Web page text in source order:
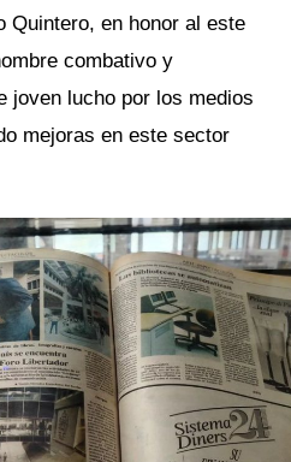
Quintero, en honor al este
combativo y
joven lucho por los medios
mejoras en este sector